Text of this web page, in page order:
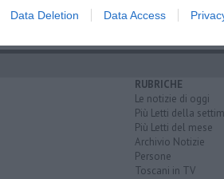
Data Deletion Data Access
RUBRICHE
Le notizie di oggi
Più Letti della
Più Letti del mese
Archivio Notizie
Persone
Toscani in TV